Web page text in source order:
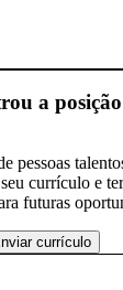
a
pessoas
currículo e
futuras
currículo